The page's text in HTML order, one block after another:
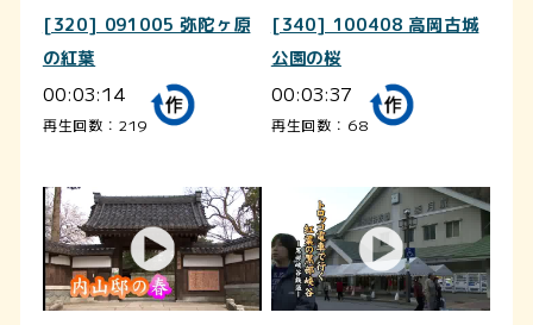
[320] 091005 弥陀ヶ原
の紅葉
00:03:14
再生回数：219
[340] 100408 高岡古城
公園の桜
00:03:37
再生回数：68